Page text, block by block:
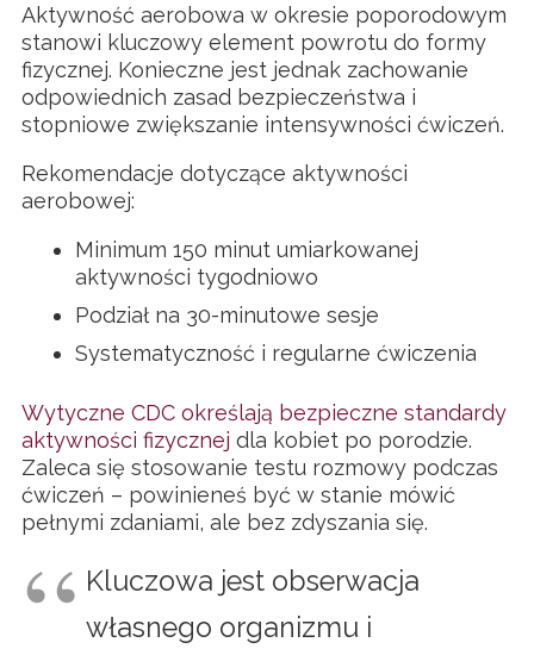
Aktywność aerobowa w okresie poporodowym
stanowi kluczowy element powrotu do formy
fizycznej. Konieczne jest jednak zachowanie
odpowiednich zasad bezpieczeństwa i
stopniowe zwiększanie intensywności ćwiczeń.
Rekomendacje dotyczące aktywności
aerobowej:
Minimum 150 minut umiarkowanej
aktywności tygodniowo
Podział na 30-minutowe sesje
Systematyczność i regularne ćwiczenia
Wytyczne CDC określają bezpieczne standardy
aktywności fizycznej dla kobiet po porodzie.
Zaleca się stosowanie testu rozmowy podczas
ćwiczeń – powinieneś być w stanie mówić
pełnymi zdaniami, ale bez zdyszania się.
Kluczowa jest obserwacja
własnego organizmu i